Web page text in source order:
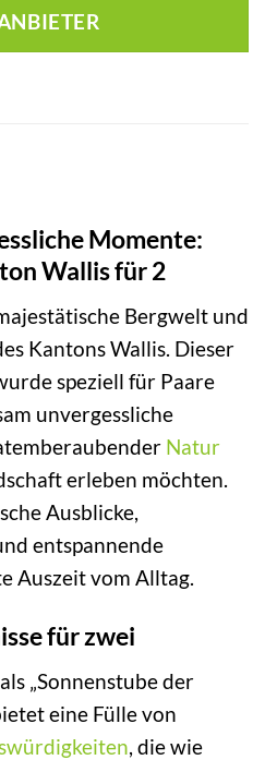
Momente:
Wallis für 2
Bergwelt und
Kantons Wallis. Dieser
speziell für Paare
unvergessliche
Natur
erleben möchten.
Ausblicke,
entspannende
Auszeit vom Alltag.
für zwei
„Sonnenstube der
eine Fülle von
, die wie